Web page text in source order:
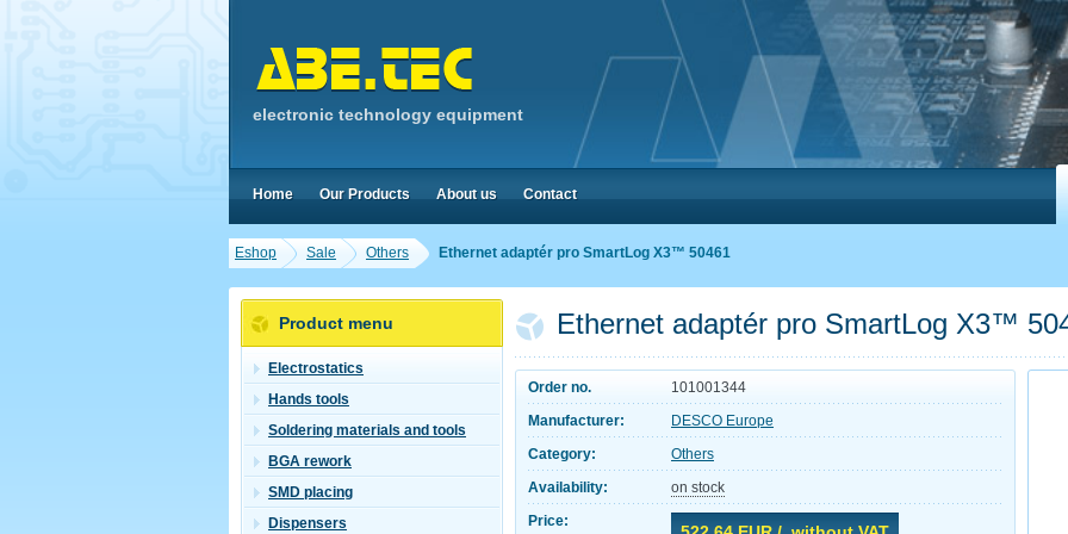
Eshop Sale Others Ethernet adaptér pro SmartLog X3™ 50461
Ethernet adaptér pro SmartLog X3™
Order no.
101001344
Manufacturer:
DESCO Europe
Category:
Others
Availability:
on stock
Price:
Product menu
Electrostatics
Hands tools
Soldering materials and tools
BGA rework
SMD placing
Dispensers
electronic technology equipment
Home Our Products About us Contact